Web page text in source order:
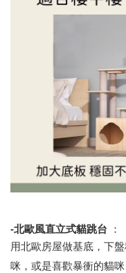
-北歐風直立式貓跳台
：
用北歐房屋做基底，下
咪，或是喜歡暴衝的貓